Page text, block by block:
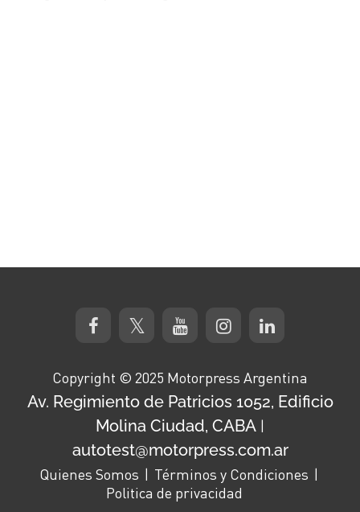
Copyright © 2025 Motorpress Argentina
Av. Regimiento de Patricios 1052, Edificio
Molina Ciudad, CABA |
autotest@motorpress.com.ar
Quienes Somos
Términos y Condiciones
Politica de privacidad